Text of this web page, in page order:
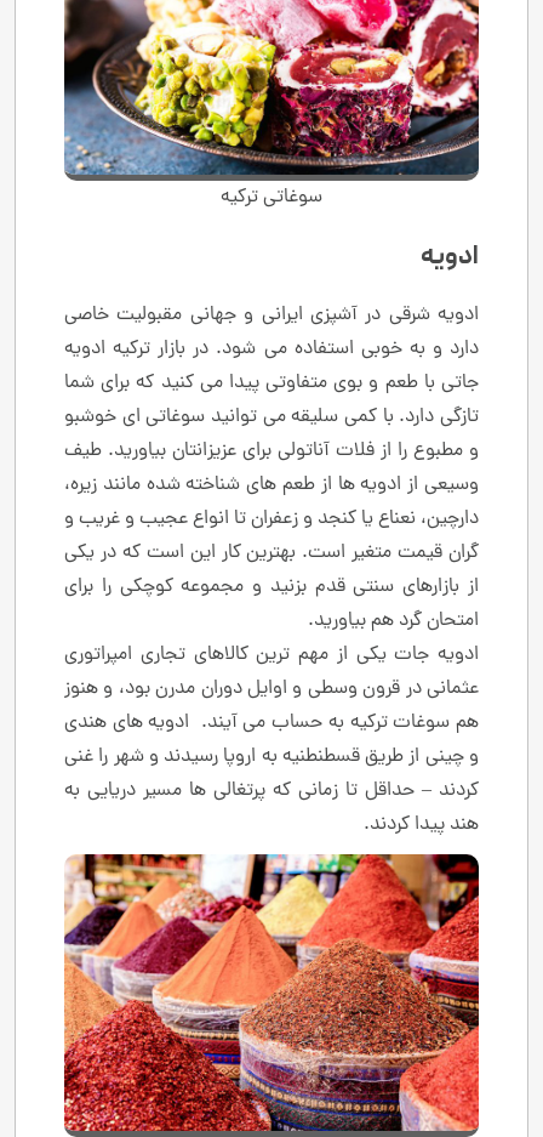
سوغاتی ترکیه
ادویه
ادویه شرقی در آشپزی ایرانی و جهانی مقبولیت خاصی
دارد و به خوبی استفاده می شود. در بازار ترکیه ادویه
جاتی با طعم و بوی متفاوتی پیدا می کنید که برای شما
تازگی دارد. با کمی سلیقه می توانید سوغاتی ای خوشبو
و مطبوع را از فلات آناتولی برای عزیزانتان بیاورید. طیف
وسیعی از ادویه ها از طعم های شناخته شده مانند زیره،
دارچین، نعناع یا کنجد و زعفران تا انواع عجیب و غریب و
گران قیمت متغیر است. بهترین کار این است که در یکی
از بازارهای سنتی قدم بزنید و مجموعه کوچکی را برای
امتحان گرد هم بیاورید.
ادویه جات یکی از مهم ترین کالاهای تجاری امپراتوری
عثمانی در قرون وسطی و اوایل دوران مدرن بود، و هنوز
هم سوغات ترکیه به حساب می آیند. ادویه های هندی
و چینی از طریق قسطنطنیه به اروپا رسیدند و شهر را غنی
کردند – حداقل تا زمانی که پرتغالی ها مسیر دریایی به
هند پیدا کردند.